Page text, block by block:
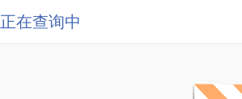
正在查询中